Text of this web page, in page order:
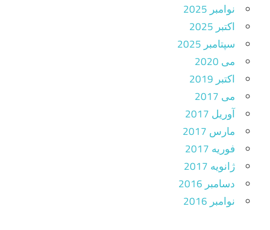
نوامبر 2025
اکتبر 2025
سپتامبر 2025
می 2020
اکتبر 2019
می 2017
آوریل 2017
مارس 2017
فوریه 2017
ژانویه 2017
دسامبر 2016
نوامبر 2016